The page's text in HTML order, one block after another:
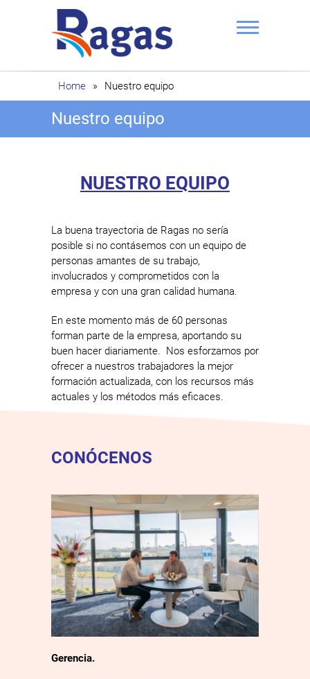
Ragas
Home » Nuestro equipo
Nuestro equipo
NUESTRO EQUIPO
La buena trayectoria de Ragas no sería
posible si no contásemos con un equipo de
personas amantes de su trabajo,
involucrados y comprometidos con la
empresa y con una gran calidad humana.
En este momento más de 60 personas
forman parte de la empresa, aportando su
buen hacer diariamente. Nos esforzamos por
ofrecer a nuestros trabajadores la mejor
formación actualizada, con los recursos más
actuales y los métodos más eficaces.
CONÓCENOS
Gerencia.